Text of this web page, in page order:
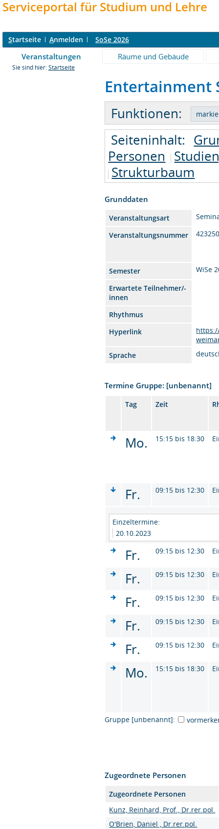
Serviceportal für Studium und Lehre
Startseite Anmelden SoSe 2026
Veranstaltungen Räume und Gebäude
Sie sind hier: Startseite
Entertainment
Funktionen:
Seiteninhalt:
Personen
Strukturbaum
Grunddaten
Veranstaltungsart
Veranstaltungsnummer
Semester
WiSe
Erwartete Teilnehmer/-
innen
Rhythmus
Hyperlink
Sprache
Termine Gruppe: [unbenannt]
Tag Zeit
Mo. 15:15 bis 18:30
Fr. 09:15 bis 12:30
Einzeltermine:
20.10.2023
Fr. 09:15 bis 12:30
Fr. 09:15 bis 12:30
Fr. 09:15 bis 12:30
Fr. 09:15 bis 12:30
Fr. 09:15 bis 12:30
Mo. 15:15 bis 18:30
Gruppe [unbenannt]:
Zugeordnete Personen
Zugeordnete Personen
Kunz, Reinhard, Prof., Dr.rer.pol.
O'Brien, Daniel , Dr.rer.pol.